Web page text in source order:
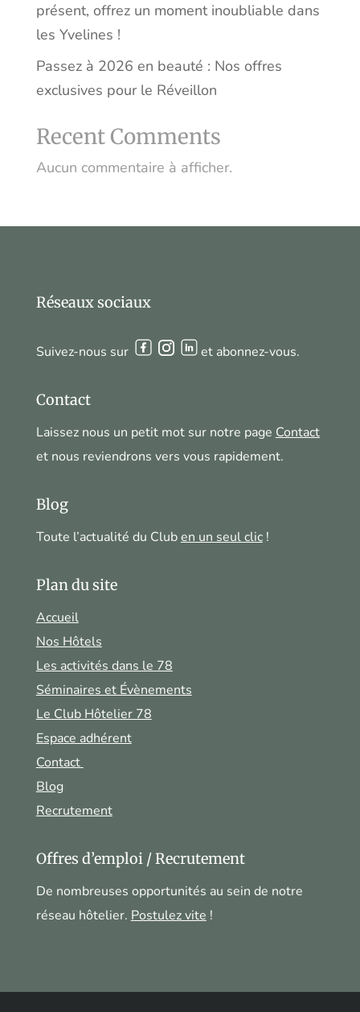
présent, offrez un moment inoubliable dans
les Yvelines !
Passez à 2026 en beauté : Nos offres
exclusives pour le Réveillon
Recent Comments
Aucun commentaire à afficher.
Réseaux sociaux
Suivez-nous sur et abonnez-vous.
Contact
Laissez nous un petit mot sur notre page Contact
et nous reviendrons vers vous rapidement.
Blog
Toute l’actualité du Cluben un seul clic!
Plan du site
Accueil
Nos Hôtels
Les activités dans le 78
Séminaires et Évènements
Le Club Hôtelier 78
Espace adhérent
Contact
Blog
Recrutement
Offres d’emploi / Recrutement
De nombreuses opportunités au sein de notre
réseau hôtelier. Postulez vite !